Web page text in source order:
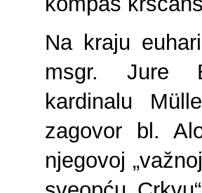
Na kraju
msgr. Jure
kardinalu
zagovor bl.
njegovoj